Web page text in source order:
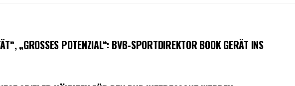
„GROSSES POTENZIAL“: BVB-SPORTDIREKTOR BOOK GERÄT INS S